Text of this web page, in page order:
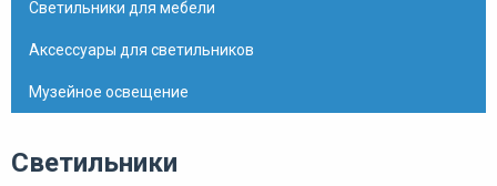
Светильники для мебели
Аксессуары для светильников
Музейное освещение
Светильники